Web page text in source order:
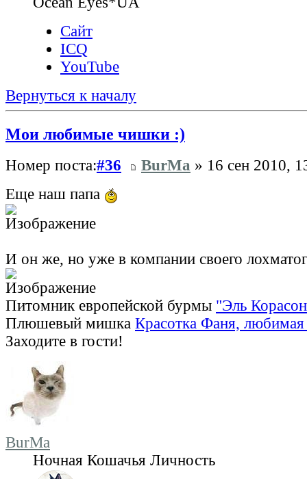
Сайт
ICQ
YouTube
Вернуться к началу
Мои любимые чишки :)
Номер поста:#36 BurMa » 16 сен 2010,
Еще наш папа
И он же, но уже в компании своего
Питомник европейской бурмы "Эль
Плюшевый мишка Красотка Фаня, любимая
Заходите в гости!
BurMa
Ночная Кошачья Личность